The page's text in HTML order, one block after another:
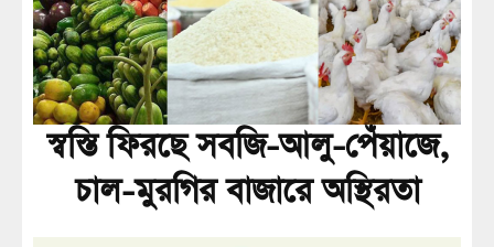
স্বস্তি ফিরছে সবজি-আলু-পেঁয়াজে,
চাল-মুরগির বাজারে অস্থিরতা